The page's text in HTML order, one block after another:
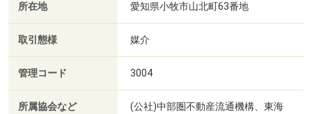
所在地 愛知県小牧市山北町63番地
取引態様 媒介
管理コード 3004
所属協会など
(公社)中部圏不動産流通機構、東海